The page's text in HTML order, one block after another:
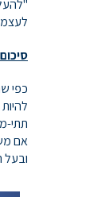
סיכום
כפי
תתי-
אם
ובעל